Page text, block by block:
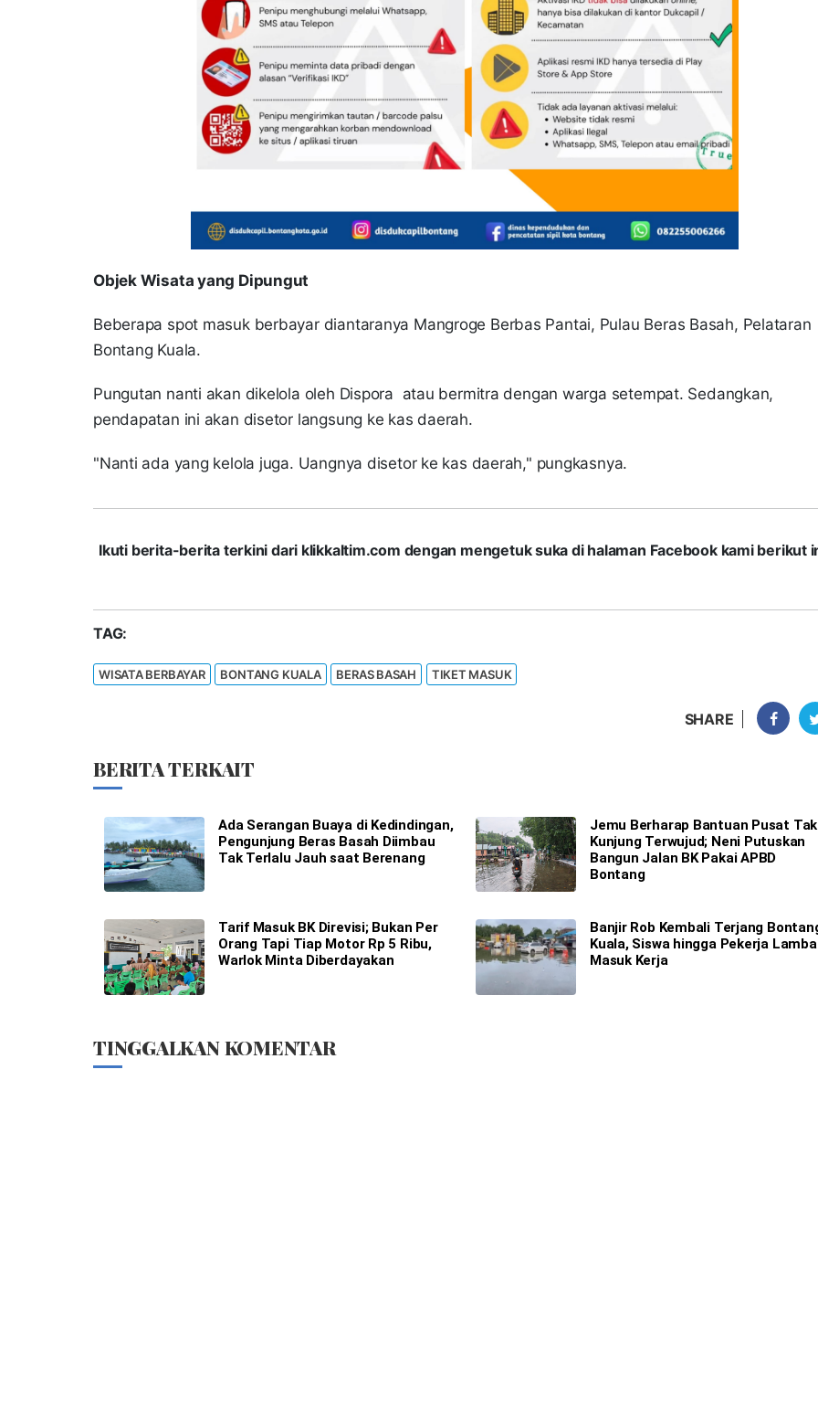
Objek Wisata yang Dipungut
Beberapa spot masuk berbayar diantaranya Mangroge Berbas Pantai, Pulau Beras Basah, Pelataran
Bontang Kuala.
Pungutan nanti akan dikelola oleh Dispora atau bermitra dengan warga setempat. Sedangkan,
pendapatan ini akan disetor langsung ke kas daerah.
"Nanti ada yang kelola juga. Uangnya disetor ke kas daerah," pungkasnya.
Ikuti berita-berita terkini dari klikkaltim.com dengan mengetuk suka di halaman Facebook kami berikut
TAG:
WISATA BERBAYAR BONTANG KUALA BERAS BASAH TIKET MASUK
SHARE
BERITA TERKAIT
Ada Serangan Buaya di Kedindingan,
Pengunjung Beras Basah Diimbau
Tak Terlalu Jauh saat Berenang
Jemu Berharap Bantuan Pusat Tak
Kunjung Terwujud; Neni Putuskan
Bangun Jalan BK Pakai APBD
Bontang
Tarif Masuk BK Direvisi; Bukan Per
Orang Tapi Tiap Motor Rp 5 Ribu,
Warlok Minta Diberdayakan
Banjir Rob Kembali Terjang
Kuala, Siswa hingga Pekerja
Masuk Kerja
TINGGALKAN KOMENTAR